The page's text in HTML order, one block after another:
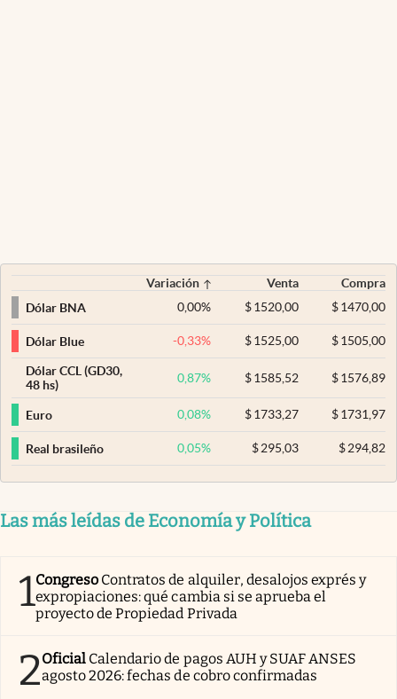
Variación Venta
Compra
Dólar BNA
0,00% $ 1520,00 $1470,00
Dólar Blue -0,33% $ 1525,00 $1505,00
Dólar CCL (GD30,
48 hs)
0,87% $ 1585,52 $1576,89
Euro 0,08% $ 1733,27 $1731,97
Real brasileño 0,05% $295,03 $294,82
Las más leídas de Economía y Política
1Congreso Contratos de alquiler, desalojos exprés y
expropiaciones: qué cambia si se aprueba el
proyecto de Propiedad Privada
2Oficial Calendario de pagos AUH y SUAF ANSES
agosto 2026: fechas de cobro confirmadas